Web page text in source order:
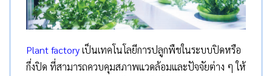
Plant factoryเป็นเทคโนโลยีการปลูกพืชในระบบปิดหรือ
กึ่งปิด ที่สามารถควบคุมสภาพแวดล้อมและปัจจัยต่าง ๆ ให้